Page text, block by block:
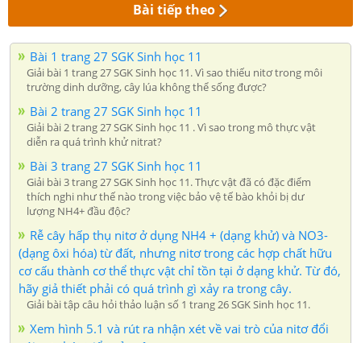
Bài tiếp theo
Bài 1 trang 27 SGK Sinh học 11
Giải bài 1 trang 27 SGK Sinh học 11. Vì sao thiếu nitơ trong môi
trường dinh dưỡng, cây lúa không thể sống được?
Bài 2 trang 27 SGK Sinh học 11
Giải bài 2 trang 27 SGK Sinh học 11 . Vì sao trong mô thực vật
diễn ra quá trình khử nitrat?
Bài 3 trang 27 SGK Sinh học 11
Giải bài 3 trang 27 SGK Sinh học 11. Thực vật đã có đặc điểm
thích nghi như thế nào trong việc bảo vệ tế bào khỏi bị dư
lượng NH4+ đầu độc?
Rễ cây hấp thụ nitơ ở dụng NH4 + (dạng khử) và NO3-
(dạng ôxi hóa) từ đất, nhưng nitơ trong các hợp chất hữu
cơ cấu thành cơ thể thực vật chỉ tồn tại ở dạng khử. Từ đó,
hãy giả thiết phải có quá trình gì xảy ra trong cây.
Giải bài tập câu hỏi thảo luận số 1 trang 26 SGK Sinh học 11.
Xem hình 5.1 và rút ra nhận xét về vai trò của nitơ đổi